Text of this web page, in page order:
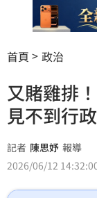
首頁 政治
又賭雞排
見不到行
記者 陳思妤 報導
2026/06/12